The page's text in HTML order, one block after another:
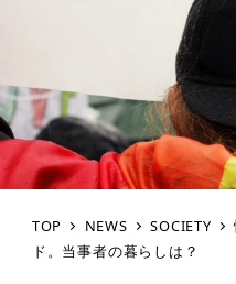
TOP NEWS SOCIETY
ド。当事者の暮らしは？